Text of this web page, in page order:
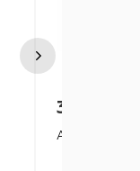
320 ₽
ADRIA Relax,